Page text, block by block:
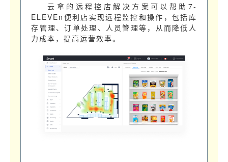
云拿的远程控店解决方案可以帮助7-
ELEVEn便利店实现远程监控和操作，包括库
存管理、订单处理、人员管理等，从而降低人
力成本，提高运营效率。